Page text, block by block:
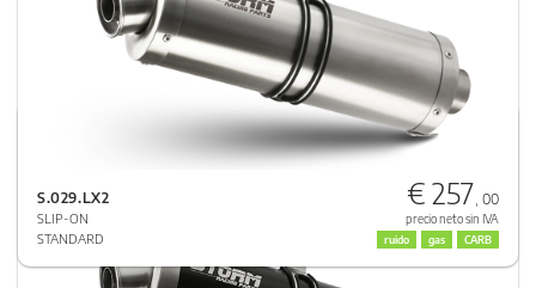
SUZUKI GSX 1250 FA 2009 > 2016
OVAL
S.029.LX2
SLIP-ON
STANDARD
€ 257, 00
precio neto sin IVA
ruido gas CARB